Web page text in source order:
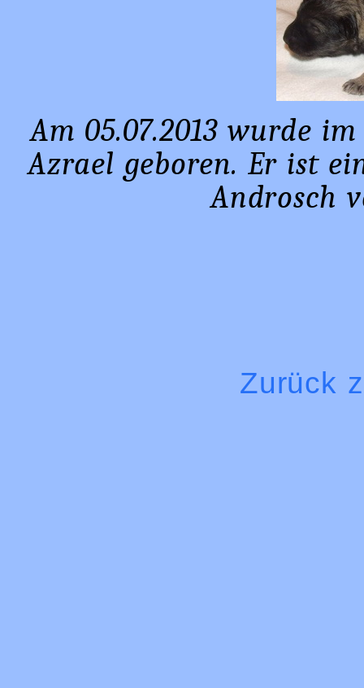
Am 05.07.2013 wurde
Azrael geboren. Er ist
Androsch
Zurück